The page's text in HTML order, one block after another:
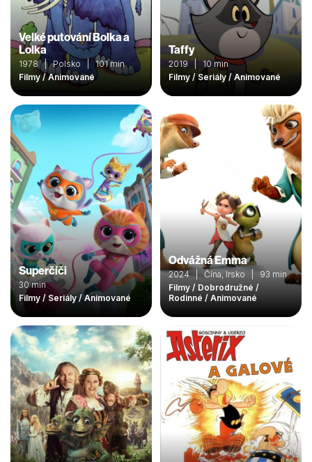
Velké putování Bolka a
Lolka
1978 | Polsko | 101 min
Filmy / Animované
Taffy
2019 | 10 min
Filmy / Seriály / Animované
Superčíči
30 min
Filmy / Seriály / Animované
Odvážná Emma
2024 | Čína, Irsko | 93 min
Filmy / Dobrodružné /
Rodinné / Animované